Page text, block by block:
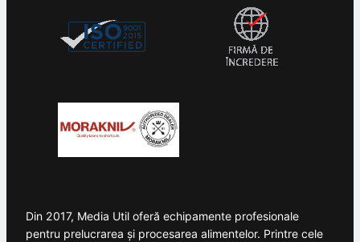
Din 2017, Media Util oferă echipamente profesionale
pentru prelucrarea și procesarea alimentelor. Printre cele